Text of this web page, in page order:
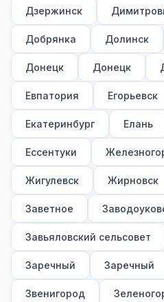
Дзержинск
Добрянка Долинск
Донецк Донецк
Евпатория Егорьевск
Екатеринбург Елань
Ессентуки
Жигулевск Жирновск
Заветное
Завьяловский сельсовет
Заречный Заречный
Звенигород